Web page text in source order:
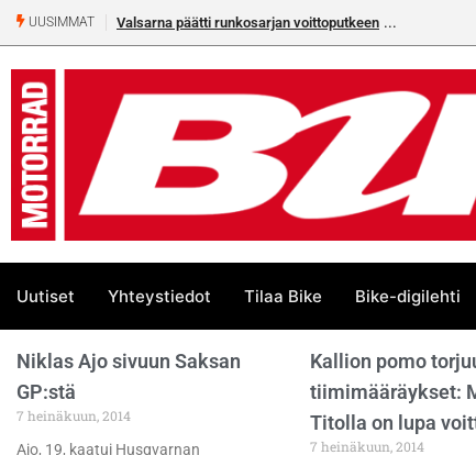
UUSIMMAT Valsarna päätti runkosarjan voittoputkeen
Uutiset Yhteystiedot Tilaa Bike Bike-digilehti
Niklas Ajo sivuun Saksan
GP:stä
7 heinäkuun, 2014
Ajo, 19, kaatui Husqvarnan
Kallion pomo
tiimimääräykset:
Titolla on lupa
7 heinäkuun, 2014